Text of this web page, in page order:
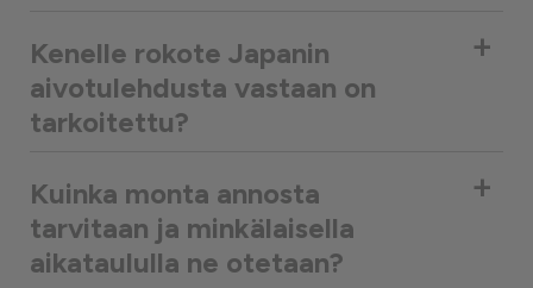
Kenelle rokote Japanin
aivotulehdusta vastaan on
tarkoitettu?
+
Kuinka monta annosta
tarvitaan ja minkälaisella
aikataululla ne otetaan?
+